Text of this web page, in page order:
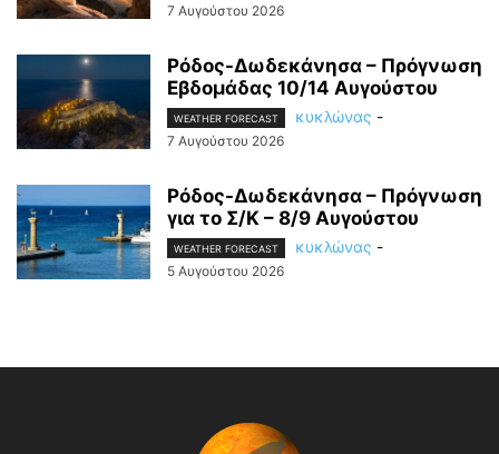
7 Αυγούστου 2026
Ρόδος-Δωδεκάνησα – Πρόγνωση
Εβδομάδας 10/14 Αυγούστου
WEATHER FORECAST κυκλώνας -
7 Αυγούστου 2026
Ρόδος-Δωδεκάνησα – Πρόγνωση
για το Σ/Κ – 8/9 Αυγούστου
WEATHER FORECAST κυκλώνας -
5 Αυγούστου 2026